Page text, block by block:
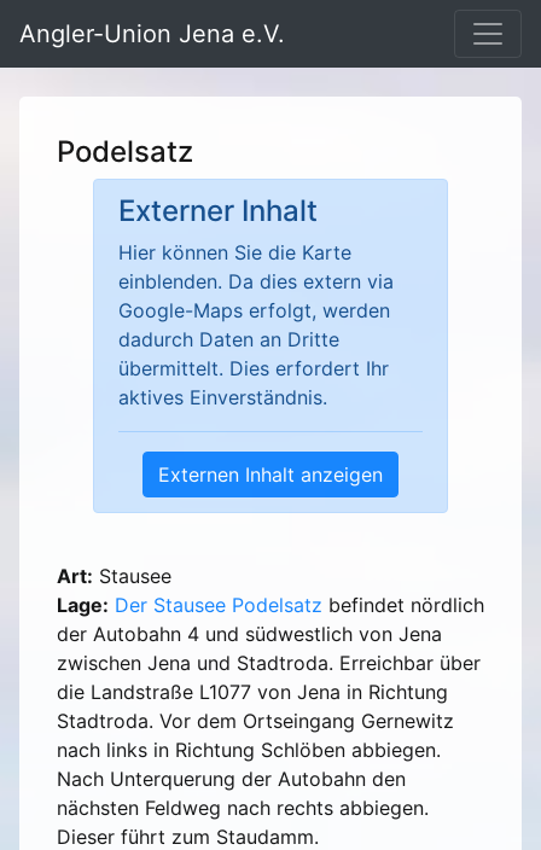
Angler-Union Jena e.V.
Podelsatz
Externer Inhalt
Hier können Sie die Karte
einblenden. Da dies extern via
Google-Maps erfolgt, werden
dadurch Daten an Dritte
übermittelt. Dies erfordert Ihr
aktives Einverständnis.
Externen Inhalt anzeigen
Art: Stausee
Lage: Der Stausee Podelsatz befindet nördlich
der Autobahn 4 und südwestlich von Jena
zwischen Jena und Stadtroda. Erreichbar über
die Landstraße L1077 von Jena in Richtung
Stadtroda. Vor dem Ortseingang Gernewitz
nach links in Richtung Schlöben abbiegen.
Nach Unterquerung der Autobahn den
nächsten Feldweg nach rechts abbiegen.
Dieser führt zum Staudamm.